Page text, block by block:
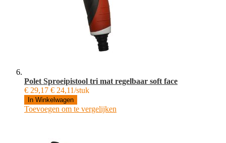
Polet Sproeipistool tri mat regelbaar soft face
€ 29,17 € 24,11/stuk
In Winkelwagen
Toevoegen om te vergelijken